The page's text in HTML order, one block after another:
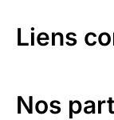
Liens
Nos